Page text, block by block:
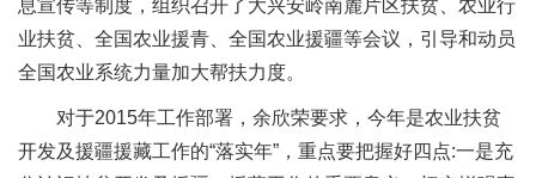
息宣传等制度，组织召开了大兴安岭南麓片区扶贫、农业行
业扶贫、全国农业援青、全国农业援疆等会议，引导和动员
全国农业系统力量加大帮扶力度。
对于2015年工作部署，余欣荣要求，今年是农业扶贫
开发及援疆援藏工作的“落实年”，重点要把握好四点:一是充